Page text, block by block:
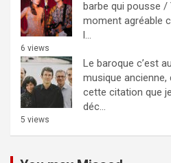
barbe qui pousse /
moment agréable
l...
6 views
Le baroque c’est
musique
cette citation que
déc...
5 views